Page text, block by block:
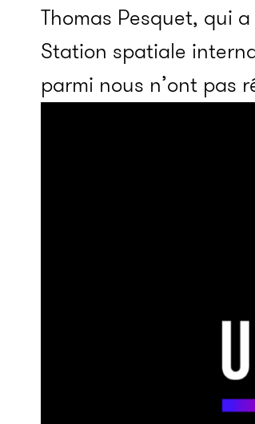
Thomas Pesquet, qui
Station spatiale
parmi nous n’ont pas